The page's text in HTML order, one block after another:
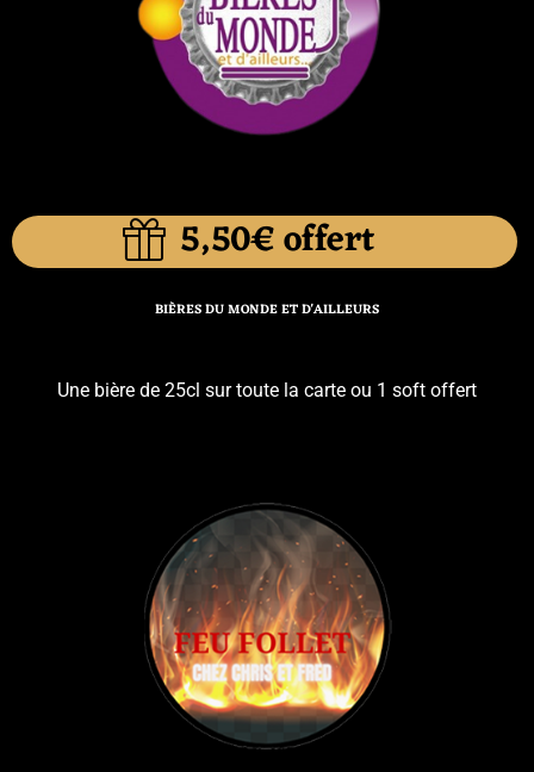
5,50€ offert
BIÈRES DU MONDE ET D'AILLEURS
Une bière de 25cl sur toute la carte ou 1 soft offert